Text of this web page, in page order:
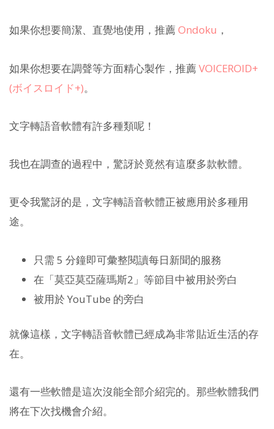
如果你想要簡潔、直覺地使用，推薦Ondoku ，
如果你想要在調聲等方面精心製作，推薦VOICEROID+
(ボイスロイド+)。
文字轉語音軟體有許多種類呢！
我也在調查的過程中，驚訝於竟然有這麼多款軟體。
更令我驚訝的是，文字轉語音軟體正被應用於多種用
途。
只需 5 分鐘即可彙整閱讀每日新聞的服務
在「莫亞莫亞薩瑪斯2」等節目中被用於旁白
被用於 YouTube 的旁白
就像這樣，文字轉語音軟體已經成為非常貼近生活的存
在。
還有一些軟體是這次沒能全部介紹完的。那些軟體我們
將在下次找機會介紹。